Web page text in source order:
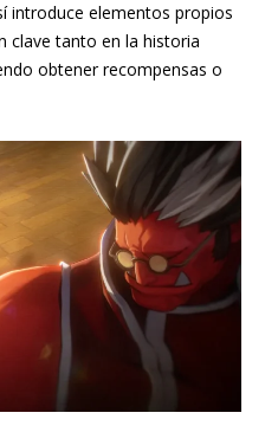
introduce elementos propios
clave tanto en la historia
obtener recompensas o